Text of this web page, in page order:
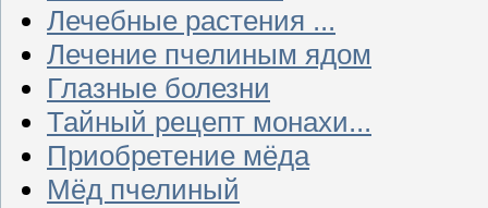
Лечебные растения ...
Лечение пчелиным ядом
Глазные болезни
Тайный рецепт монахи...
Приобретение мёда
Мёд пчелиный